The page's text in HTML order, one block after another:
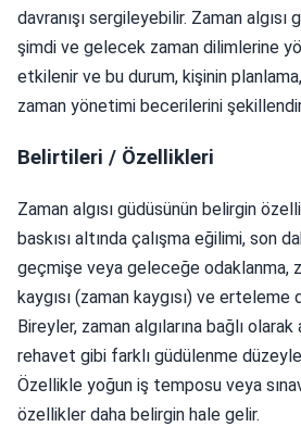
davranışı sergileyebilir. Zaman
şimdi ve gelecek zaman dilimlerine
etkilenir ve bu durum, kişinin
zaman yönetimi becerilerini
Belirtileri / Özellikleri
Zaman algısı güdüsünün belirgin
baskısı altında çalışma eğilimi, son
geçmişe veya geleceğe odaklanma,
kaygısı (zaman kaygısı) ve erteleme
Bireyler, zaman algılarına bağlı
rehavet gibi farklı güdülenme
Özellikle yoğun iş temposu veya
özellikler daha belirgin hale gelir.